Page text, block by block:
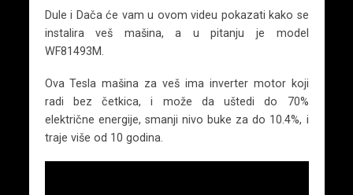
Dule i Dača će vam u ovom videu pokazati kako se
instalira veš mašina, a u pitanju je model
WF81493M.
Ova Tesla mašina za veš ima inverter motor koji
radi bez četkica, i može da uštedi do 70%
električne energije, smanji nivo buke za do 10.4%, i
traje više od 10 godina.